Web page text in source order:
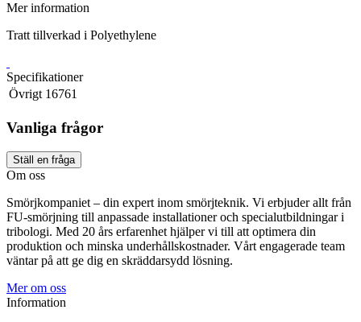
Mer information
Tratt tillverkad i Polyethylene
Specifikationer
Övrigt 16761
Vanliga frågor
Ställ en fråga
Om oss
Smörjkompaniet – din expert inom smörjteknik. Vi erbjuder allt från
FU-smörjning till anpassade installationer och specialutbildningar i
tribologi. Med 20 års erfarenhet hjälper vi till att optimera din
produktion och minska underhållskostnader. Vårt engagerade team
väntar på att ge dig en skräddarsydd lösning.
Mer om oss
Information